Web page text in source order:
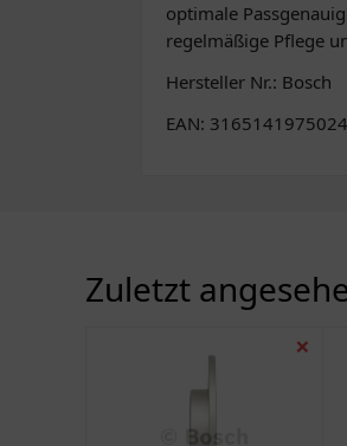
optimale
regelmäßige Pflege
Hersteller Nr.: Bosch
EAN: 3165141975024
Zuletzt
❌